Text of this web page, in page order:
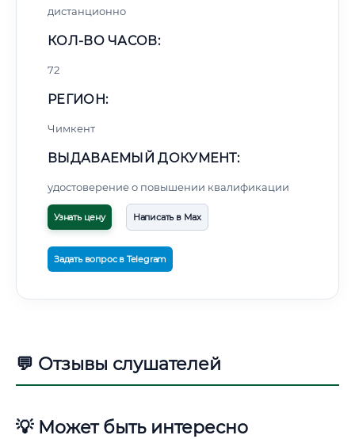
дистанционно
КОЛ-ВО ЧАСОВ:
72
РЕГИОН:
Чимкент
ВЫДАВАЕМЫЙ ДОКУМЕНТ:
удостоверение о повышении квалификации
Узнать цену Написать в Max
Задать вопрос в Telegram
💬 Отзывы слушателей
💡 Может быть интересно